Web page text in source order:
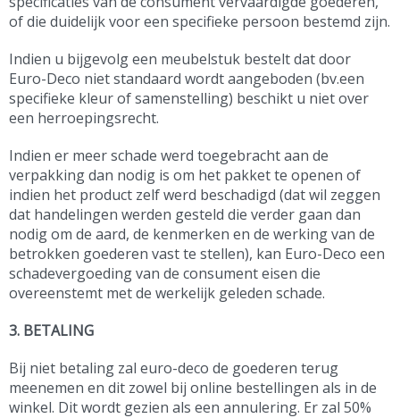
of die duidelijk voor een specifieke persoon bestemd zijn.
Indien u bijgevolg een meubelstuk bestelt dat door
Euro-Deco niet standaard wordt aangeboden (bv.een
specifieke kleur of samenstelling) beschikt u niet over
een herroepingsrecht.
Indien er meer schade werd toegebracht aan de
verpakking dan nodig is om het pakket te openen of
indien het product zelf werd beschadigd (dat wil zeggen
dat handelingen werden gesteld die verder gaan dan
nodig om de aard, de kenmerken en de werking van de
betrokken goederen vast te stellen), kan Euro-Deco een
schadevergoeding van de consument eisen die
overeenstemt met de werkelijk geleden schade.
3. BETALING
Bij niet betaling zal euro-deco de goederen terug
meenemen en dit zowel bij online bestellingen als in de
winkel. Dit wordt gezien als een annulering. Er zal 50%